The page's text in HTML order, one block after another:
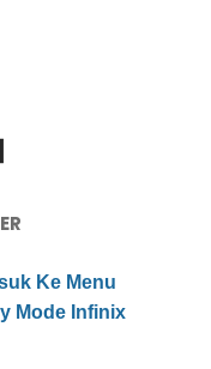
Ke Menu
Mode Infinix